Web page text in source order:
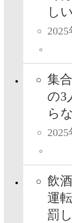
しい
集
の3
ら
飲
運
罰